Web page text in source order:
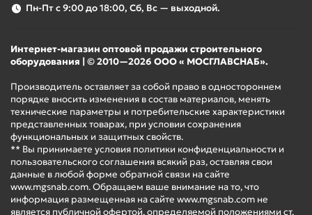
Пн-Пт с 9:00 до 18:00, Сб, Вс — выходной.
Интернет-магазин оптовой продажи строительного
оборудования | © 2010—2026 ООО « МОСГЛАВСНАБ».
Производитель оставляет за собой право в одностороннем
порядке вносить изменения в состав материалов, менять
технические параметры и потребительские характеристики
представленных товарах, при условии сохранения
функциональных и защитных свойств.
** Вы принимаете условия политики конфиденциальности и
пользовательского соглашения всякий раз, оставляя свои
данные в любой форме обратной связи на сайте
www.mgsnab.com. Обращаем ваше внимание на то, что
информация размещенная на сайте www.mgsnab.com не
является публичной офертой, определяемой положениями ст.